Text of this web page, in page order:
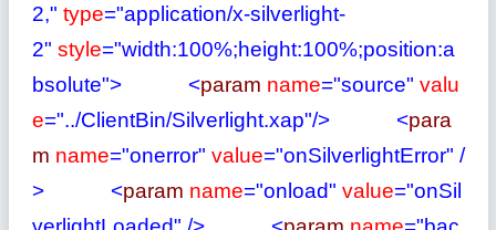
2," type="application/x-silverlight-
2" style="width:100%;height:100%;position:a
bsolute"> <param name="source" valu
e="../ClientBin/Silverlight.xap"/> <para
m name="onerror" value="onSilverlightError" /
>
<param name="onload" value="onSil